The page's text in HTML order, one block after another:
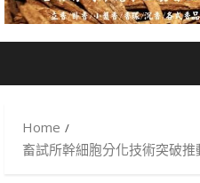
Home
畜試所幹細胞分化技術突破